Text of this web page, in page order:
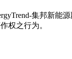
集邦新
权之行为。